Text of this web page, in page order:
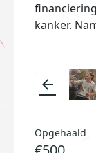
kanker.
arrow_back
Opgehaald